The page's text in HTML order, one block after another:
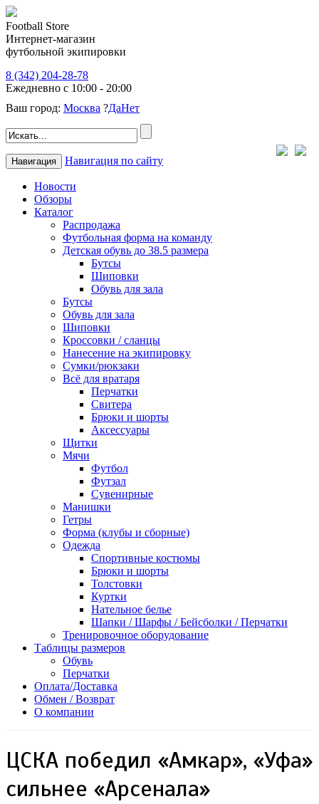
Football Store
Интернет-магазин
футбольной экипировки
8 (342) 204-28-78
Ежедневно с 10:00 - 20:00
Ваш город: Москва ?ДаНет
Навигация Навигация по сайту
Новости
Обзоры
Каталог
Распродажа
Футбольная форма на команду
Детская обувь до 38.5 размера
Бутсы
Шиповки
Обувь для зала
Бутсы
Обувь для зала
Шиповки
Кроссовки / сланцы
Нанесение на экипировку
Сумки/рюкзаки
Всё для вратаря
Перчатки
Cвитера
Брюки и шорты
Аксессуары
Щитки
Мячи
Футбол
Футзал
Сувенирные
Манишки
Гетры
Форма (клубы и сборные)
Одежда
Спортивные костюмы
Брюки и шорты
Толстовки
Куртки
Нательное белье
Шапки / Шарфы / Бейсболки / Перчатки
Тренировочное оборудование
Таблицы размеров
Обувь
Перчатки
Оплата/Доставка
Обмен / Возврат
О компании
ЦСКА победил «Амкар», «Уфа»
сильнее «Арсенала»